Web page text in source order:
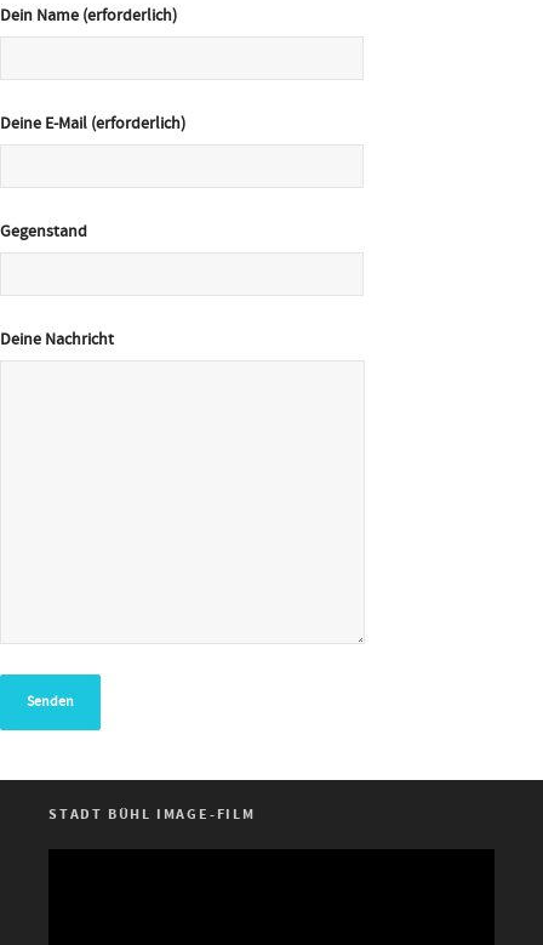
Dein Name (erforderlich)
Deine E-Mail (erforderlich)
Gegenstand
Deine Nachricht
STADT BÜHL IMAGE-FILM